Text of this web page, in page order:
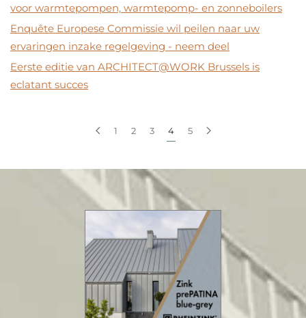
voor warmtepompen, warmtepomp- en zonneboilers
Enquête Europese Commissie wil peilen naar uw
ervaringen inzake regelgeving - neem deel
Eerste editie van ARCHITECT@WORK Brussels is
eclatant succes
1 2 3 4 5